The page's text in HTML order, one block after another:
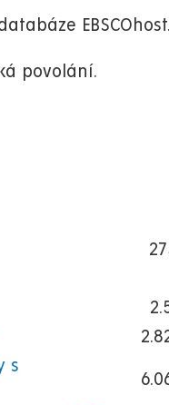
EBSCOhost.
povolání.
s